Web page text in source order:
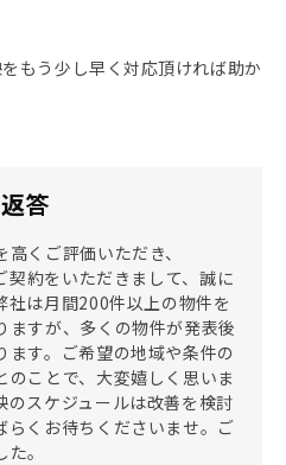
もう少し早く対応頂ければ助か
答
くご評価いただき、
契約をいただきまして、誠に
社は月間200件以上の物件を
ますが、多くの物件が発表後
す。ご希望の地域や条件の
ことで、大変嬉しく思いま
スケジュールは改善を検討
らくお待ちくださいませ。ご
。